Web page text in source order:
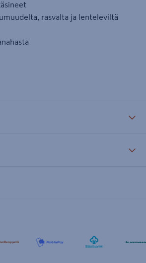
rasvalta ja lenteleviltä